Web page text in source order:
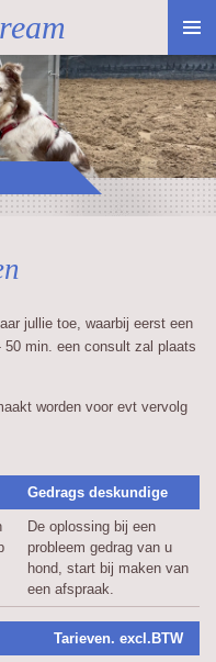
jullie toe, waarbij eerst een
min. een consult zal plaats
worden voor evt vervolg
Gedrags deskundige
De oplossing bij een
probleem gedrag van u
hond, start bij maken van
een afspraak.
Tarieven. excl.BTW